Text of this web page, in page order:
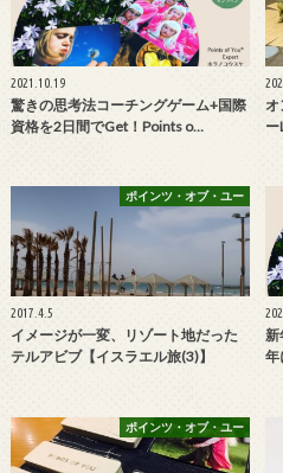
2021.10.19
驚きの思考法コーチングゲーム+国際
資格を2日間でGet！Points o…
ポインツ・オブ・ユー
2017.4.5
イメージが一変、リゾート地だった
テルアビブ【イスラエル旅(3)】
新
年
ポインツ・オブ・ユー